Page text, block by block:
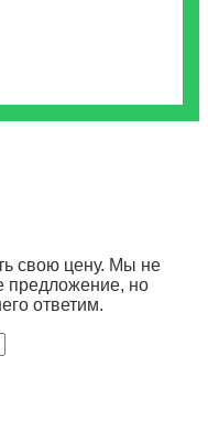
свою цену. Мы не
предложение, но
ответим.